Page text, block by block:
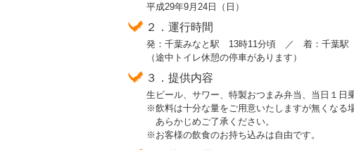
平成29年9月24日（日）
２．運行時間
発：千葉みなと駅 13時11分頃 ／ 着：千葉駅
（途中トイレ休憩の停車があります）
３．提供内容
生ビール、サワー、特製おつまみ弁当、当日１日
※飲料は十分な量をご用意いたしますが無くなる場
あらかじめご了承ください。
※お客様の飲食のお持ち込みは自由です。